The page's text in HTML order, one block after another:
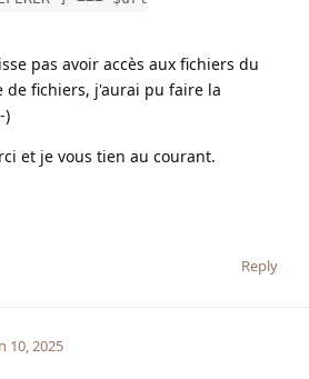
pas avoir accès aux fichiers du
de fichiers, j'aurai pu faire la
)
et je vous tien au courant.
Reply
10, 2025